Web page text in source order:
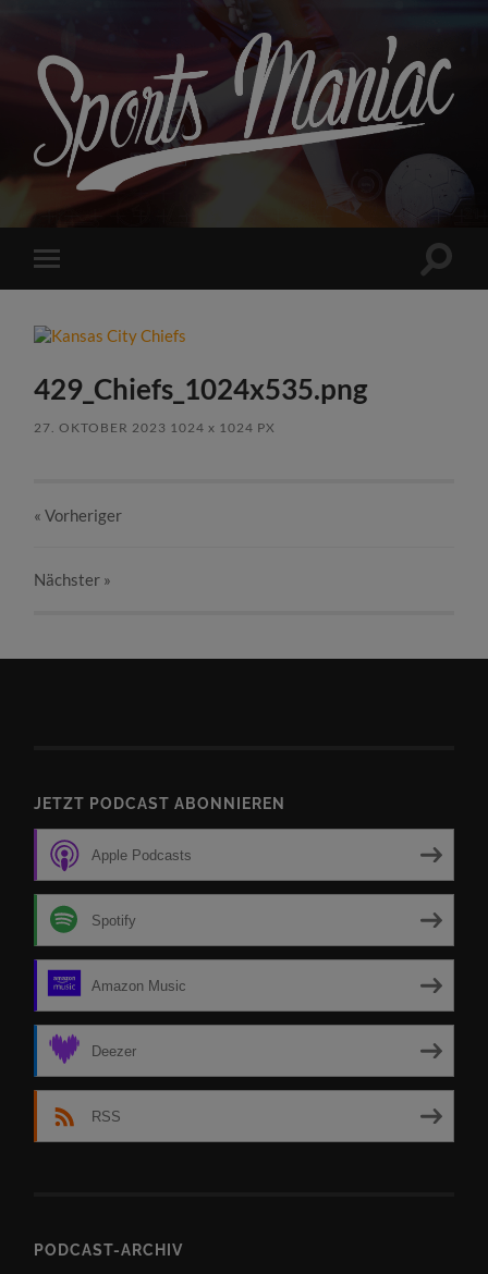
Mobile-
Menü
429_Chiefs_1024x535.png
27. OKTOBER 2023 1024x 1024 PX
« Vorheriger
Nächster »
JETZT PODCAST ABONNIEREN
Apple Podcasts
Spotify
Amazon Music
Deezer
RSS
PODCAST-ARCHIV